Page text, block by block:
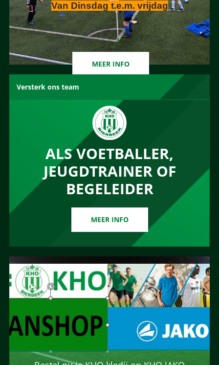
Van Dinsdag t.e.m. vrijdag
MEER INFO
Versterk ons team
ALS VOETBALLER,
JEUGDTRAINER OF
BEGELEIDER
MEER INFO